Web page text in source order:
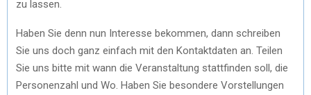
zu lassen.
Haben Sie denn nun Interesse bekommen, dann schreiben
Sie uns doch ganz einfach mit den Kontaktdaten an. Teilen
Sie uns bitte mit wann die Veranstaltung stattfinden soll, die
Personenzahl und Wo. Haben Sie besondere Vorstellungen